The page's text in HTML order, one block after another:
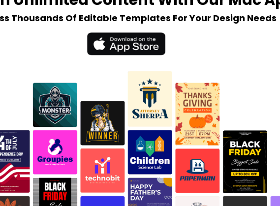
Thousands Of Editable Templates For Your Design Needs